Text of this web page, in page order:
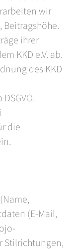
wir
Beitragshöhe.
ihrer
KKD e.V. ab.
des KKD
die
(E-Mail,
Stilrichtungen,